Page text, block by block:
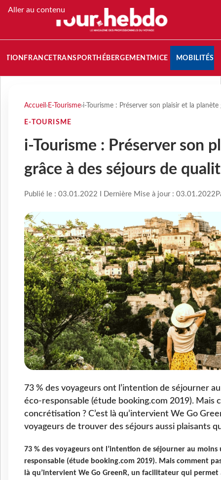
Aller au contenu
FRANCETRANSPORT HÉBERGEMENTMICE MOBILITÉS
Accueil › E-Tourisme›i-Tourisme : Préserver son plaisir et la
E-TOURISME
i-Tourisme : Préserver son
grâce à des séjours de
Publié le : 03.01.2022 I Dernière Mise à jour : 03.01.2022
73 % des voyageurs ont l’intention de séjourner
éco-responsable (étude booking.com 2019). Mais
concrétisation ? C’est là qu’intervient We Go
voyageurs de trouver des séjours aussi plaisants
73 % des voyageurs ont l’intention de séjourner au
responsable (étude booking.com 2019). Mais comment
là qu’intervient We Go GreenR, un facilitateur qui